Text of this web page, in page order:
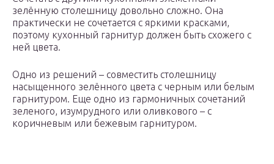
зелённую столешницу довольно сложно. Она
практически не сочетается с яркими красками,
поэтому кухонный гарнитур должен быть схожего с
ней цвета.
Одно из решений – совместить столешницу
насыщенного зелённого цвета с черным или белым
гарнитуром. Еще одно из гармоничных сочетаний
зеленого, изумрудного или оливкового – с
коричневым или бежевым гарнитуром.